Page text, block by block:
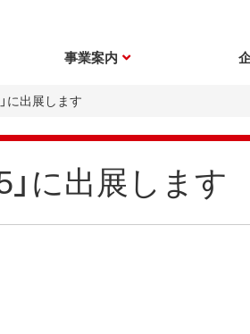
事業案内
に出展します
」に出展します